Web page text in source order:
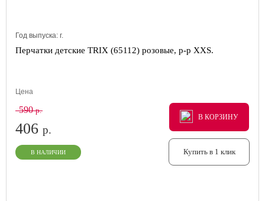
Год выпуска: г.
Перчатки детские TRIX (65112) розовые, р-р XXS.
Цена
590р.
406 р.
В НАЛИЧИИ
В КОРЗИНУ
В КОРЗИНУ
В КОРЗИНУ
Купить в 1 клик